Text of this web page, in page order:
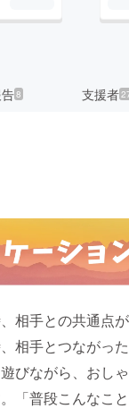
8 支援者
相手との共通点
相手とつながっ
びながら、おし
「普段こんなこ